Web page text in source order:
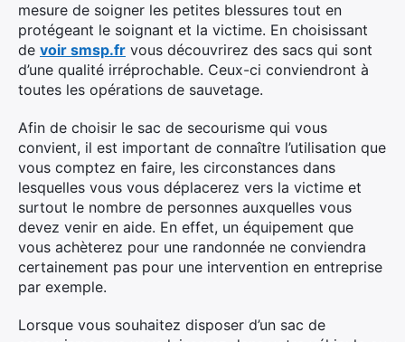
mesure de soigner les petites blessures tout en
protégeant le soignant et la victime. En choisissant
de voir smsp.fr vous découvrirez des sacs qui sont
d’une qualité irréprochable. Ceux-ci conviendront à
toutes les opérations de sauvetage.
Afin de choisir le sac de secourisme qui vous
convient, il est important de connaître l’utilisation que
vous comptez en faire, les circonstances dans
lesquelles vous vous déplacerez vers la victime et
surtout le nombre de personnes auxquelles vous
devez venir en aide. En effet, un équipement que
vous achèterez pour une randonnée ne conviendra
certainement pas pour une intervention en entreprise
par exemple.
Lorsque vous souhaitez disposer d’un sac de